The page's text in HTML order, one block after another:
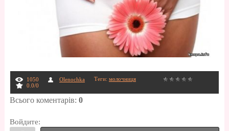
1050 Olenochka Теги: молочниця
0.0/0
Всього коментарів: 0
Войдите: